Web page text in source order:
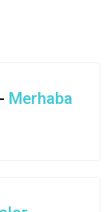
- Merhaba